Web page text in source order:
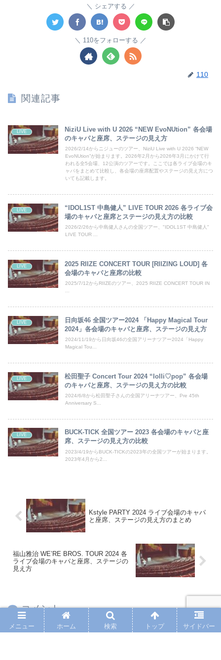
シェアする
110をフォローする
110
関連記事
LIVE
NiziU Live with U 2026 “NEW EvoNUtion” 各会場
のキャパと座席、ステージの見え方
2026/2/14からニジューのツアー、NiziU Live with U 2026 “NEW
EvoNUtion”が始まります。2026年2月から2026年3月にかけて行
われる全5会場、12公演のツアーです。ここでは各ライブ会場のキ
ャパをまとめて比較し、各会場の座席配置やステージの見え方につ
いても記載します。
LIVE
“IDOL1ST 中島健人” LIVE TOUR 2026 各ライブ会
場のキャパと座席とステージの見え方の比較
2026/2/26から中島健人さんの全国ツアー、"IDOL1ST 中島健人"
LIVE TOUR ...
LIVE
2025 RIIZE CONCERT TOUR [RIIZING LOUD] 各
会場のキャパと座席の比較
2025/7/12からRIIZEのツアー、2025 RIIZE CONCERT TOUR IN
LIVE
日向坂46 全国ツアー2024 「Happy Magical Tour
2024」各会場のキャパと座席、ステージの見え方
2024/11/19から日向坂46の全国アリーナツアー2024「Happy
Magical Tou...
LIVE
松田聖子 Concert Tour 2024 “lolli♡pop” 各会場
のキャパと座席、ステージの見え方の比較
2024/6/8から松田聖子さんの全国アリーナツアー、Pre 45th
Anniversary S...
LIVE
BUCK-TICK 全国ツアー 2023 各会場のキャパと座
席、ステージの見え方の比較
2023/4/19からBUCK-TICKの2023年の全国ツアーが始まります。
2023年4月から2...
Kstyle PARTY 2024 ライブ会場のキャパ
と座席、ステージの見え方のまとめ
福山雅治 WE’RE BROS. TOUR 2024 各
ライブ会場のキャパと座席、ステージの
見え方
コメント
メニュー ホーム 検索 トップ サイドバー